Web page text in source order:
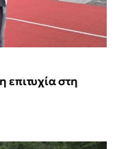
επιτυχία στη